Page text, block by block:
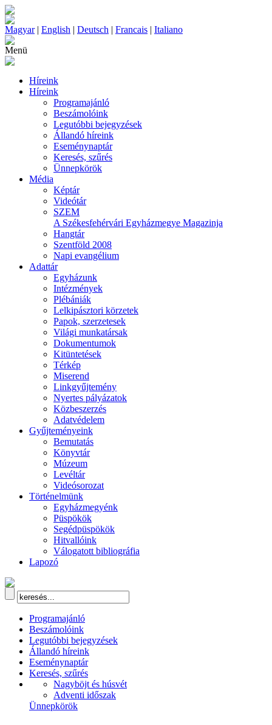
Magyar| English | Deutsch | Francais | Italiano
Menü
Híreink
Híreink
Programajánló
Beszámolóink
Legutóbbi bejegyzések
Állandó híreink
Eseménynaptár
Keresés, szűrés
Ünnepkörök
Média
Képtár
Videótár
SZEM
A Székesfehérvári Egyházmegye Magazinja
Hangtár
Szentföld 2008
Napi evangélium
Adattár
Egyházunk
Intézmények
Plébániák
Lelkipásztori körzetek
Papok, szerzetesek
Világi munkatársak
Dokumentumok
Kitüntetések
Térkép
Miserend
Linkgyűjtemény
Nyertes pályázatok
Közbeszerzés
Adatvédelem
Gyűjteményeink
Bemutatás
Könyvtár
Múzeum
Levéltár
Videósorozat
Történelmünk
Egyházmegyénk
Püspökök
Segédpüspökök
Hitvallóink
Válogatott bibliográfia
Lapozó
Programajánló
Beszámolóink
Legutóbbi bejegyzések
Állandó híreink
Eseménynaptár
Keresés, szűrés
Nagyböjt és húsvét
Adventi időszak
Ünnepkörök